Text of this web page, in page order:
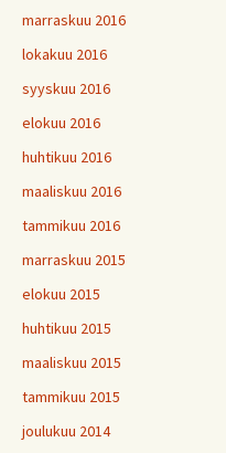
marraskuu 2016
lokakuu 2016
syyskuu 2016
elokuu 2016
huhtikuu 2016
maaliskuu 2016
tammikuu 2016
marraskuu 2015
elokuu 2015
huhtikuu 2015
maaliskuu 2015
tammikuu 2015
joulukuu 2014